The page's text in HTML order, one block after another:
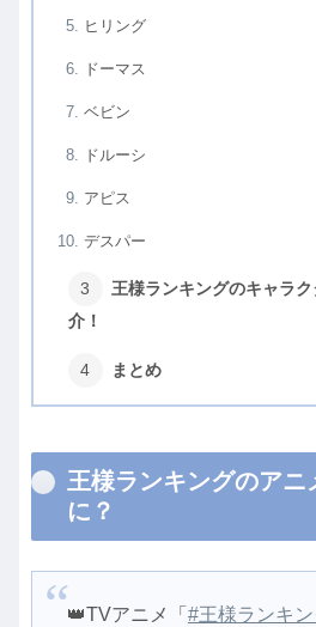
ヒリング
ドーマス
ベビン
ドルーシ
アピス
デスパー
王様ランキングのキャラ
介！
まとめ
王様ランキングのアニ
に？
👑TVアニメ「 #王様ランキ